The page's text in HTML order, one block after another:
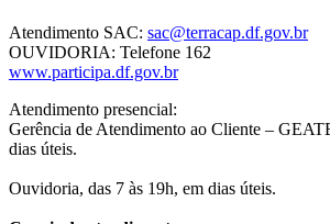
Atendimento SAC: sac@terracap.df.gov.br
OUVIDORIA: Telefone 162
www.participa.df.gov.br
Atendimento presencial:
Gerência de Atendimento ao Cliente –
dias úteis.
Ouvidoria, das 7 às 19h, em dias úteis.